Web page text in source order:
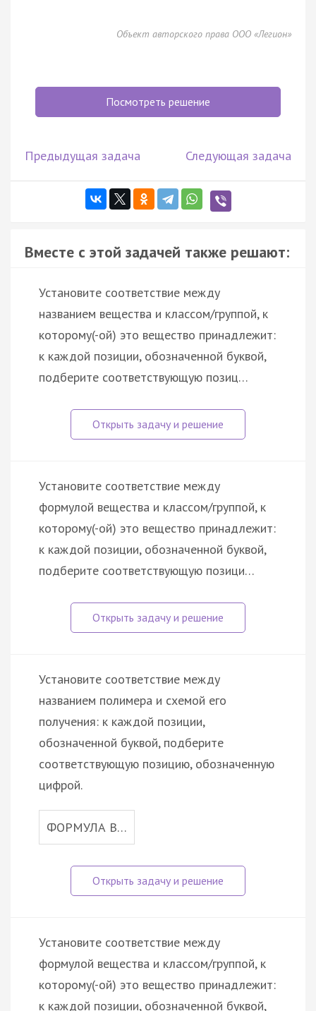
Объект авторского права ООО «Легион»
Посмотреть решение
Предыдущая задача Следующая задача
Вместе с этой задачей также решают:
Установите соответствие между
названием вещества и классом/группой, к
которому(-ой) это вещество принадлежит:
к каждой позиции, обозначенной буквой,
подберите соответствующую позиц…
Установите соответствие между
формулой вещества и классом/группой, к
которому(-ой) это вещество принадлежит:
к каждой позиции, обозначенной буквой,
подберите соответствующую позици…
Установите соответствие между
названием полимера и схемой его
получения: к каждой позиции,
обозначенной буквой, подберите
соответствующую позицию, обозначенную
цифрой.
ФОРМУЛА В…
Установите соответствие между
формулой вещества и классом/группой, к
которому(-ой) это вещество принадлежит:
к каждой позиции, обозначенной буквой,